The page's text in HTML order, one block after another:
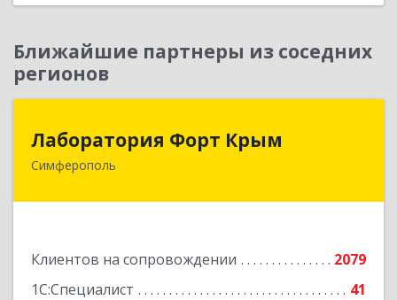
Ближайшие партнеры из соседних
регионов
Лаборатория Форт Крым
Симферополь
Клиентов на сопровождении
2079
1С:Специалист
41
295034, Крым Респ, Симферополь г, Киевская